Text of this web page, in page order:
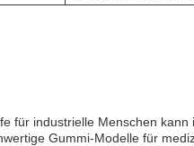
für industrielle Menschen
Gummi-Modelle für